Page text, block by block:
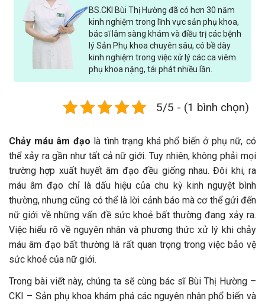
BS.CKI Bùi Thị Hường đã có hơn 30 năm
kinh nghiệm trong lĩnh vực sản phụ khoa,
bác sĩ lâm sàng khám và điều trị các bệnh
lý Sản Phụ khoa chuyên sâu, có bề dày
kinh nghiệm trong việc xử lý các ca viêm
phụ khoa nặng, tái phát nhiều lần.
5/5 - (1 bình chọn)
Chảy máu âm đạo là tình trạng khá phổ biến ở phụ nữ, có
thể xảy ra gần như tất cả nữ giới. Tuy nhiên, không phải mọi
trường hợp xuất huyết âm đạo đều giống nhau. Đôi khi, ra
máu âm đạo chỉ là dấu hiệu của chu kỳ kinh nguyệt bình
thường, nhưng cũng có thể là lời cảnh báo mà cơ thể gửi đến
nữ giới về những vấn đề sức khoẻ bất thường đang xảy ra.
Việc hiểu rõ về nguyên nhân và phương thức xử lý khi chảy
máu âm đạo bất thường là rất quan trọng trong việc bảo vệ
sức khoẻ của nữ giới.
Trong bài viết này, chúng ta sẽ cùng bác sĩ Bùi Thị Hường –
CKI – Sản phụ khoa khám phá các nguyên nhân phổ biến và